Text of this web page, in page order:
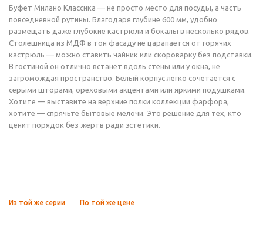
Буфет Милано Классика — не просто место для посуды, а часть
повседневной рутины. Благодаря глубине 600 мм, удобно
размещать даже глубокие кастрюли и бокалы в несколько рядов.
Столешница из МДФ в тон фасаду не царапается от горячих
кастрюль — можно ставить чайник или скороварку без подставки.
В гостиной он отлично встанет вдоль стены или у окна, не
загромождая пространство. Белый корпус легко сочетается с
серыми шторами, ореховыми акцентами или яркими подушками.
Хотите — выставите на верхние полки коллекции фарфора,
хотите — спрячьте бытовые мелочи. Это решение для тех, кто
ценит порядок без жертв ради эстетики.
Из той же серии По той же цене